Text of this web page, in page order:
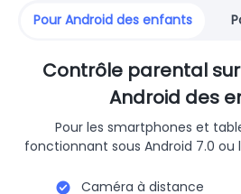
Pour Android des enfants
Contrôle parental
Android des
Pour les smartphones et
fonctionnant sous Android 7.0 ou
Caméra à distance